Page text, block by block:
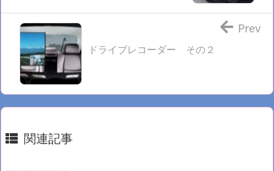
ドライブレコーダー その２
Prev
関連記事